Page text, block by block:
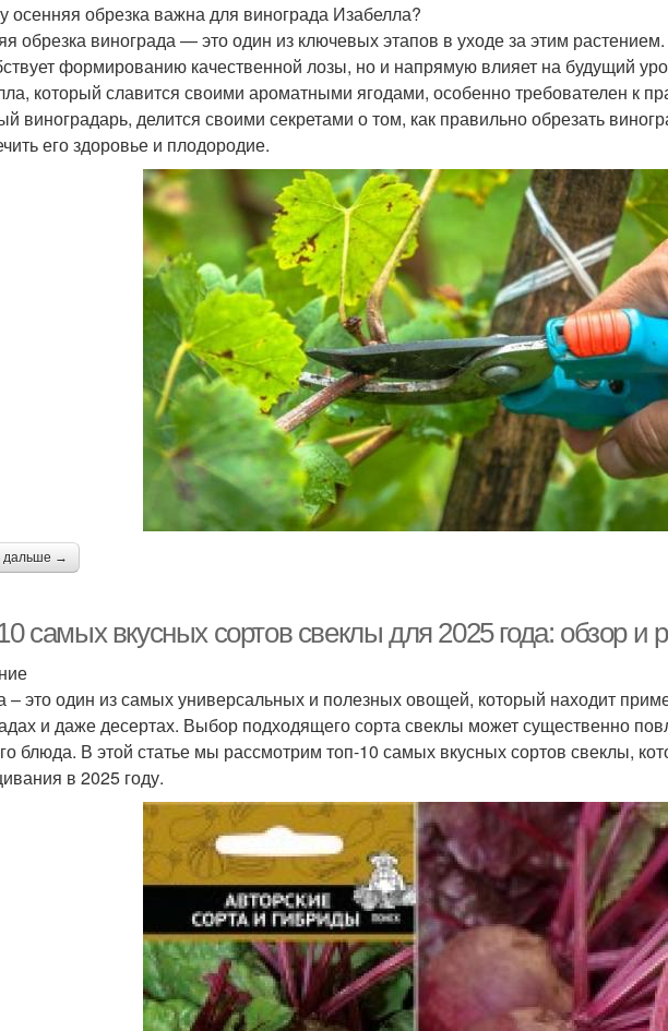
осенняя обрезка важна для винограда Изабелла?
обрезка винограда — это один из ключевых этапов в уходе за этим
формированию качественной лозы, но и напрямую влияет на будущий
который славится своими ароматными ягодами, особенно требователен к
виноградарь, делится своими секретами о том, как правильно обрезать
его здоровье и плодородие.
дальше →
самых вкусных сортов свеклы для 2025 года: обзор и
– это один из самых универсальных и полезных овощей, который находит
и даже десертах. Выбор подходящего сорта свеклы может существенно
блюда. В этой статье мы рассмотрим топ-10 самых вкусных сортов свеклы,
в 2025 году.